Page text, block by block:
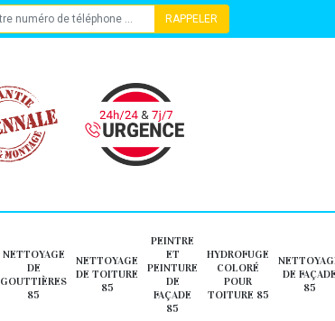
NETTOYAGE
DE
GOUTTIÈRES
85
NETTOYAGE
DE TOITURE
85
PEINTRE
ET
PEINTURE
DE
FAÇADE
85
HYDROFUGE
COLORÉ
POUR
TOITURE 85
DE
85